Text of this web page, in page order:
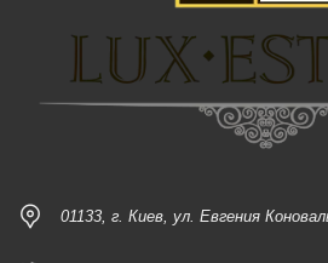
01133, г. Киев, ул. Евгения